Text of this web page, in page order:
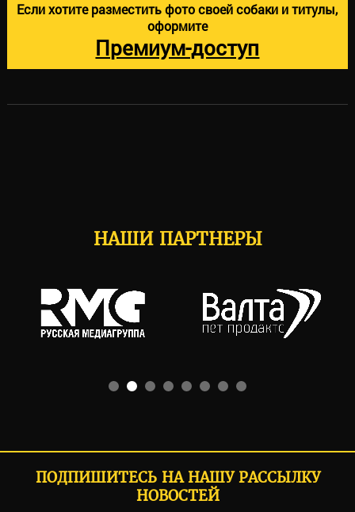
Если хотите разместить фото своей собаки и титулы,
оформите
Премиум-доступ
НАШИ ПАРТНЕРЫ
ПОДПИШИТЕСЬ НА НАШУ РАССЫЛКУ
НОВОСТЕЙ